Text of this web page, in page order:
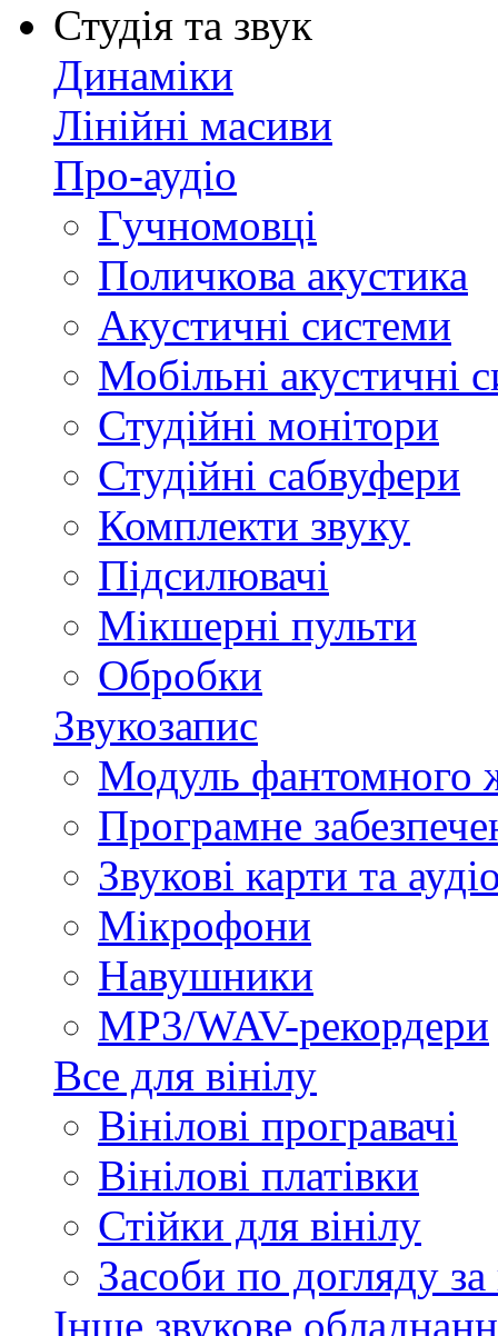
Студія та звук
Динаміки
Лінійні масиви
Про-аудіо
Гучномовці
Поличкова акустика
Акустичні системи
Мобільні акустичні
Студійні монітори
Студійні сабвуфери
Комплекти звуку
Підсилювачі
Мікшерні пульти
Обробки
Звукозапис
Модуль фантомного
Програмне
Звукові карти та
Мікрофони
Навушники
MP3/WAV-рекордери
Все для вінілу
Вінілові програвачі
Вінілові платівки
Стійки для вінілу
Засоби по догляду за
Інше звукове